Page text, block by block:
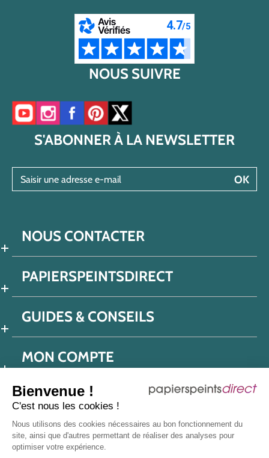
Bienvenue !
C'est nous les cookies !
Nous utilisons des cookies nécessaires au bon fonctionnement du
site, ainsi que d'autres permettant de réaliser des analyses pour
optimiser votre expérience.
NOUS SUIVRE
Accéder à notre chaîne YouTube
Accéder à notre compte Instagram
Accéder à notre page Facebook
Accéder à notre compte Pinterest
Accéder à notre compte Twitter/X
S'ABONNER À LA NEWSLETTER
OK
NOUS CONTACTER
PAPIERSPEINTSDIRECT
GUIDES & CONSEILS
MON COMPTE
Politique de confidentialité
Mentions légales
Protection données réseaux sociaux